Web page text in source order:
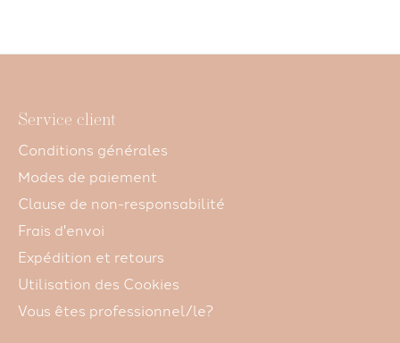
Service client
Conditions générales
Modes de paiement
Clause de non-responsabilité
Frais d'envoi
Expédition et retours
Utilisation des Cookies
Vous êtes professionnel/le?